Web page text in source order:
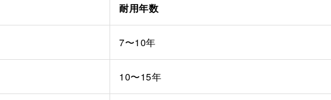
耐用年数
7〜10年
10〜15年